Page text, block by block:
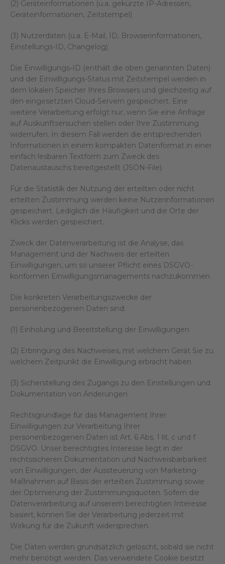
(2) Geräteinformationen (u.a. gekürzte IP-Adressen,
Geräteinformationen, Zeitstempel)
(3) Nutzerdaten (u.a. E-Mail, ID, Browserinformationen,
Einstellungs-ID, Changelog)
Die Einwilligungs-ID (enthält die oben genannten Daten)
und der Einwilligungs-Status mit Zeitstempel werden in
dem lokalen Speicher Ihres Browsers und gleichzeitig auf
den eingesetzten Cloud-Servern gespeichert. Eine
weitere Verarbeitung erfolgt nur, wenn Sie eine Anfrage
auf Auskunftsersuchen stellen oder Ihre Zustimmung
widerrufen. In diesem Fall werden die entsprechenden
Informationen in einem kompakten Datenformat in einer
einfach lesbaren Textform zum Zweck des
Datenaustauschs bereitgestellt (JSON-File).
Für die Statistik der Nutzung der erteilten oder nicht
erteilten Zustimmung werden keine Nutzerinformationen
gespeichert. Lediglich die Häufigkeit und die Orte der
Klicks werden gespeichert.
Zweck der Datenverarbeitung ist die Analyse, das
Management und der Nachweis der erteilten
Einwilligungen, um so unserer Pflicht eines DSGVO-
konformen Einwilligungsmanagements nachzukommen.
Die konkreten Verarbeitungszwecke der
personenbezogenen Daten sind:
(1) Einholung und Bereitstellung der Einwilligungen
(2) Erbringung des Nachweises, mit welchem Gerät Sie zu
welchem Zeitpunkt die Einwilligung erbracht haben
(3) Sicherstellung des Zugangs zu den Einstellungen und
Dokumentation von Änderungen
Rechtsgrundlage für das Management Ihrer
Einwilligungen zur Verarbeitung Ihrer
personenbezogenen Daten ist Art. 6 Abs. 1 lit. c und f
DSGVO. Unser berechtigtes Interesse liegt in der
rechtssicheren Dokumentation und Nachweisbarbarkeit
von Einwilligungen, der Aussteuerung von Marketing-
Maßnahmen auf Basis der erteilten Zustimmung sowie
der Optimierung der Zustimmungsquoten. Sofern die
Datenverarbeitung auf unserem berechtigten Interesse
basiert, können Sie der Verarbeitung jederzeit mit
Wirkung für die Zukunft widersprechen.
Die Daten werden grundsätzlich gelöscht, sobald sie nicht
mehr benötigt werden. Das verwendete Cookie besitzt